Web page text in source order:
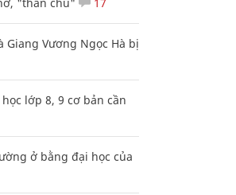
Giang Vương Ngọc Hà bị
lớp 8, 9 cơ bản cần
ở bằng đại học của